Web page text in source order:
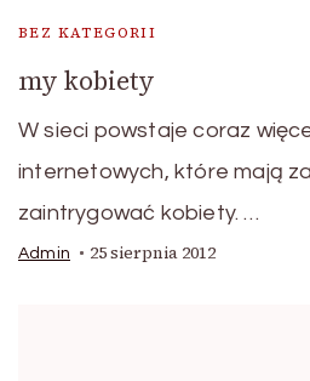
BEZ KATEGORII
my kobiety
W sieci powstaje coraz
internetowych, które mają
zaintrygować kobiety. …
Admin 25 sierpnia 2012